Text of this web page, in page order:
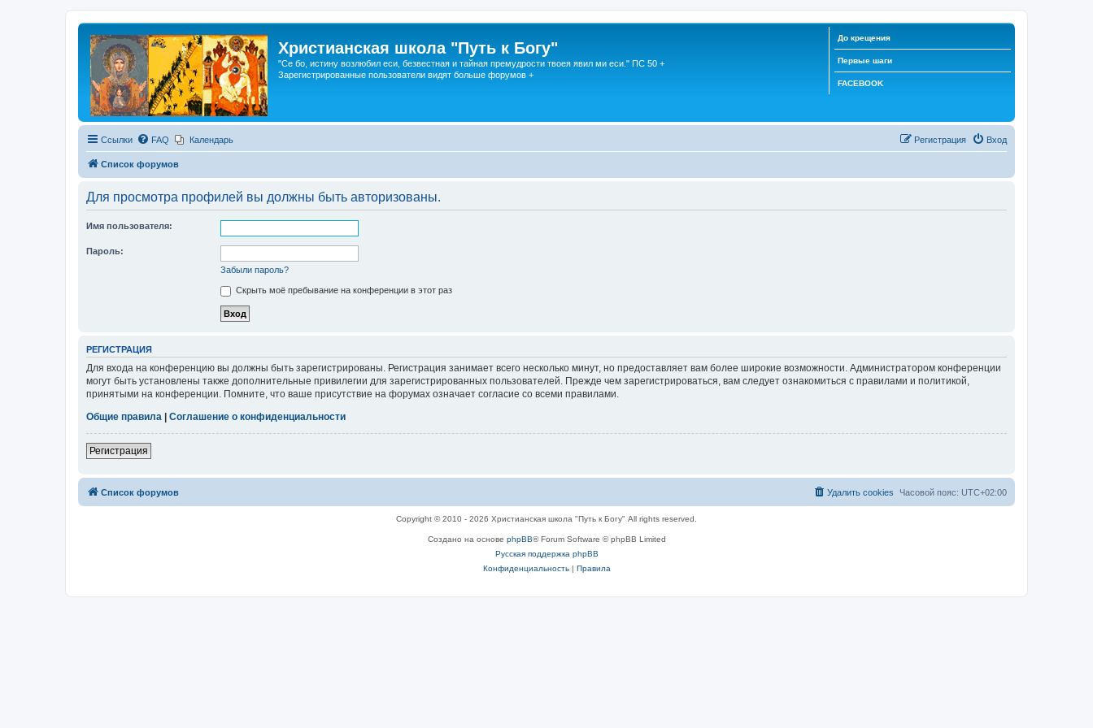
Христианская школа "Путь к Богу"
"Се бо, истину возлюбил еси, безвестная и тайная премудрости твоея явил ми еси." ПС 50 +
Зарегистрированные пользователи видят больше форумов +
До крещения
Первые шаги
FACEBOOK
Ссылки FAQ Календарь Вход
Регистрация
Список форумов
Для просмотра профилей вы должны быть авторизованы.
Имя пользователя:
Пароль:
Забыли пароль?
Скрыть моё пребывание на конференции в этот раз
РЕГИСТРАЦИЯ
Для входа на конференцию вы должны быть зарегистрированы. Регистрация занимает всего несколько минут, но предоставляет вам более широкие возможности. Администратором конференции
могут быть установлены также дополнительные привилегии для зарегистрированных пользователей. Прежде чем зарегистрироваться, вам следует ознакомиться с правилами и политикой,
принятыми на конференции. Помните, что ваше присутствие на форумах означает согласие со всеми правилами.
Общие правила
Соглашение о конфиденциальности
Регистрация
Список форумов Часовой пояс: UTC+02:00
Удалить cookies
Copyright © 2010 - 2026 Христианская школа "Путь к Богу" All rights reserved.
Создано на основе phpBB® Forum Software © phpBB Limited
Русская поддержка phpBB
Конфиденциальность| Правила